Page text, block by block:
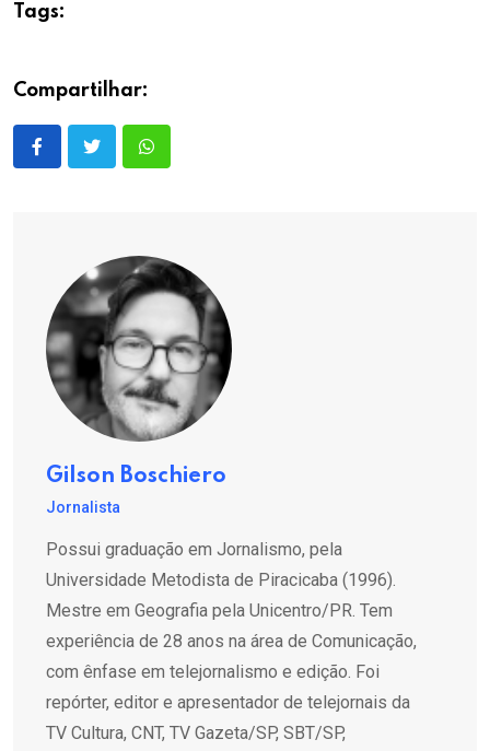
Tags:
Compartilhar:
Gilson Boschiero
Jornalista
Possui graduação em Jornalismo, pela
Universidade Metodista de Piracicaba (1996).
Mestre em Geografia pela Unicentro/PR. Tem
experiência de 28 anos na área de Comunicação,
com ênfase em telejornalismo e edição. Foi
repórter, editor e apresentador de telejornais da
TV Cultura, CNT, TV Gazeta/SP, SBT/SP,